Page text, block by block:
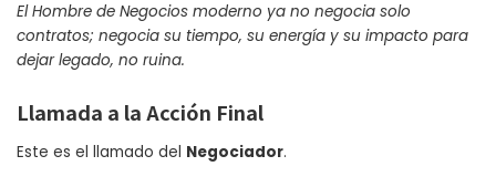
El Hombre de Negocios moderno ya no negocia solo
contratos; negocia su tiempo, su energía y su impacto para
dejar legado, no ruina.
Llamada a la Acción Final
Este es el llamado del Negociador.